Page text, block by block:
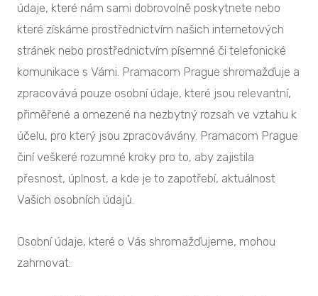
údaje, které nám sami dobrovolně poskytnete nebo
které získáme prostřednictvím našich internetových
stránek nebo prostřednictvím písemné či telefonické
komunikace s Vámi. Pramacom Prague shromažďuje a
zpracovává pouze osobní údaje, které jsou relevantní,
přiměřené a omezené na nezbytný rozsah ve vztahu k
účelu, pro který jsou zpracovávány. Pramacom Prague
činí veškeré rozumné kroky pro to, aby zajistila
přesnost, úplnost, a kde je to zapotřebí, aktuálnost
Vašich osobních údajů.
Osobní údaje, které o Vás shromažďujeme, mohou
zahrnovat: